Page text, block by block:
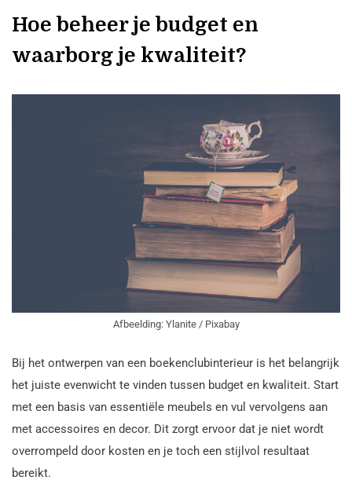
Hoe beheer je budget en
waarborg je kwaliteit?
Afbeelding: Ylanite / Pixabay
Bij het ontwerpen van een boekenclubinterieur is het belangrijk
het juiste evenwicht te vinden tussen budget en kwaliteit. Start
met een basis van essentiële meubels en vul vervolgens aan
met accessoires en decor. Dit zorgt ervoor dat je niet wordt
overrompeld door kosten en je toch een stijlvol resultaat
bereikt.